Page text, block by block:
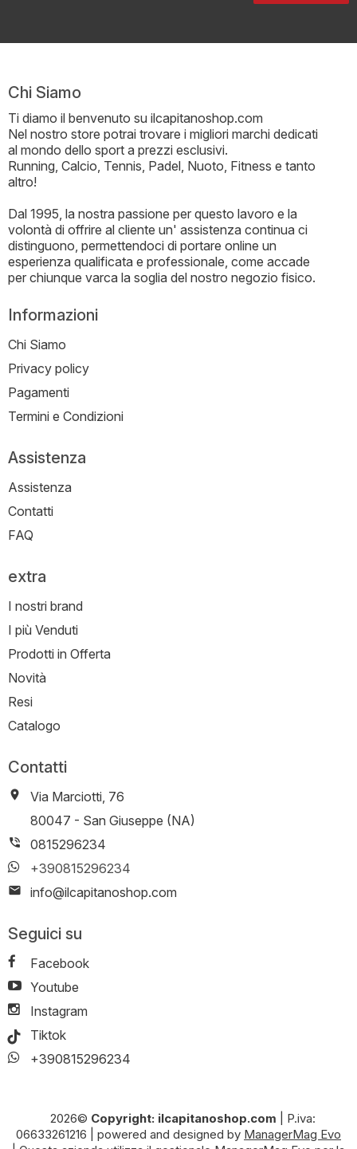
Chi Siamo
Ti diamo il benvenuto su ilcapitanoshop.com
Nel nostro store potrai trovare i migliori marchi dedicati
al mondo dello sport a prezzi esclusivi.
Running, Calcio, Tennis, Padel, Nuoto, Fitness e tanto
altro!
Dal 1995, la nostra passione per questo lavoro e la
volontà di offrire al cliente un' assistenza continua ci
distinguono, permettendoci di portare online un
esperienza qualificata e professionale, come accade
per chiunque varca la soglia del nostro negozio fisico.
Informazioni
Chi Siamo
Privacy policy
Pagamenti
Termini e Condizioni
Assistenza
Assistenza
Contatti
FAQ
extra
I nostri brand
I più Venduti
Prodotti in Offerta
Novità
Resi
Catalogo
Contatti
Via Marciotti, 76
-
80047 - San Giuseppe (NA)
0815296234
+390815296234
info@ilcapitanoshop.com
Seguici su
Facebook
Youtube
Instagram
Tiktok
+390815296234
2026© Copyright: ilcapitanoshop.com
P.iva:
06633261216
powered and designed by ManagerMag Evo